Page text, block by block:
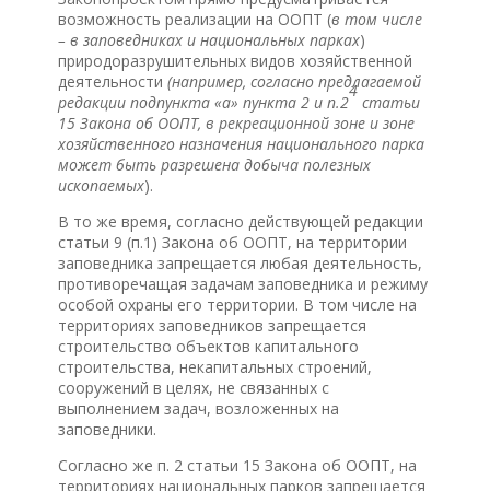
возможность реализации на ООПТ (в том числе
– в заповедниках и национальных парках)
природоразрушительных видов хозяйственной
деятельности (например, согласно предлагаемой
редакции подпункта «а» пункта 2 и п.2
4
статьи
15 Закона об ООПТ, в рекреационной зоне и зоне
хозяйственного назначения национального парка
может быть разрешена добыча полезных
ископаемых).
В то же время, согласно действующей редакции
статьи 9 (п.1) Закона об ООПТ, на территории
заповедника запрещается любая деятельность,
противоречащая задачам заповедника и режиму
особой охраны его территории. В том числе на
территориях заповедников запрещается
строительство объектов капитального
строительства, некапитальных строений,
сооружений в целях, не связанных с
выполнением задач, возложенных на
заповедники.
Согласно же п. 2 статьи 15 Закона об ООПТ, на
территориях национальных парков запрещается